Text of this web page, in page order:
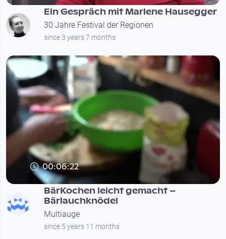
Ein Gespräch mit Marlene Hausegger
30 Jahre Festival der Regionen
since 3 years 7 months
00:06:22
BärKochen leicht gemacht –
Bärlauchknödel
Multiauge
since 5 years 11 months